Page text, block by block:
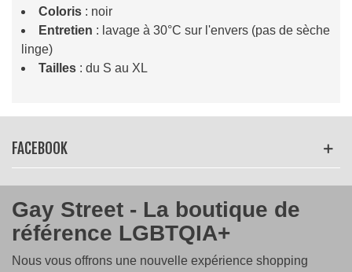
Coloris : noir
Entretien : lavage à 30°C sur l'envers (pas de sèche
linge)
Tailles : du S au XL
FACEBOOK
Gay Street - La boutique de
référence LGBTQIA+
Nous vous offrons une nouvelle expérience shopping